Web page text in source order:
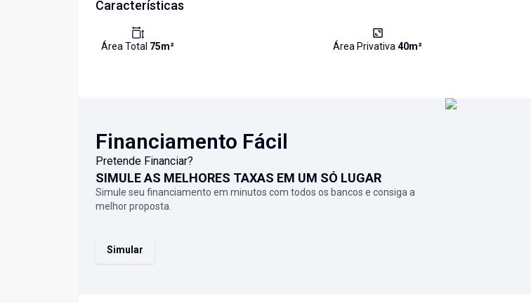
Características
Área Total 75m² Área Privativa40m²
Financiamento Fácil
Pretende Financiar?
SIMULE AS MELHORES TAXAS EM UM SÓ LUGAR
Simule seu financiamento em minutos com todos os bancos e consiga a
melhor proposta.
Simular